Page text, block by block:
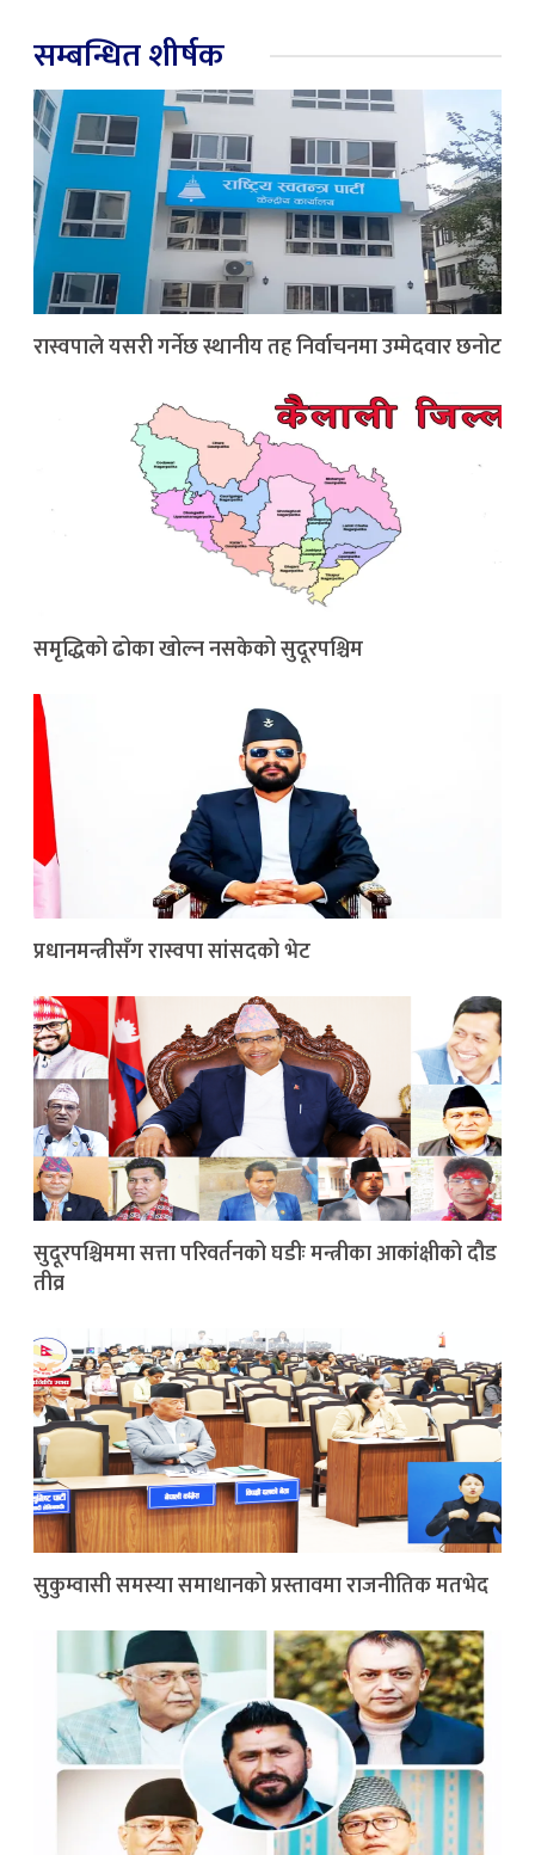
सम्बन्धित शीर्षक
रास्वपाले यसरी गर्नेछ स्थानीय तह निर्वाचनमा उम्मेदवार छनोट
समृद्धिको ढोका खोल्न नसकेको सुदूरपश्चिम
प्रधानमन्त्रीसँग रास्वपा सांसदको भेट
सुदूरपश्चिममा सत्ता परिवर्तनको घडीः मन्त्रीका आकांक्षीको दौड
तीव्र
सुकुम्वासी समस्या समाधानको प्रस्तावमा राजनीतिक मतभेद